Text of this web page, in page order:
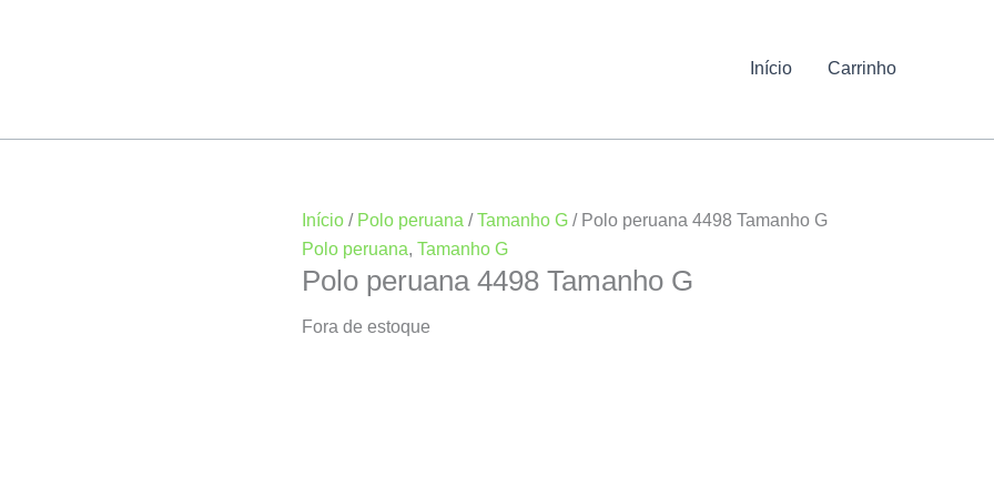
Início Carrinho
Início / Polo peruana /Tamanho G / Polo peruana 4498 Tamanho G
Polo peruana, Tamanho G
Polo peruana 4498 Tamanho G
Fora de estoque